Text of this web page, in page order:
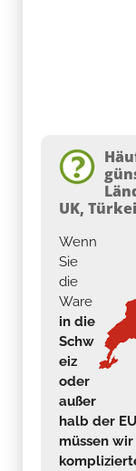
UK,
Wenn
Sie
die
Ware
in die
Schw
eiz
oder
außer
halb der
müssen